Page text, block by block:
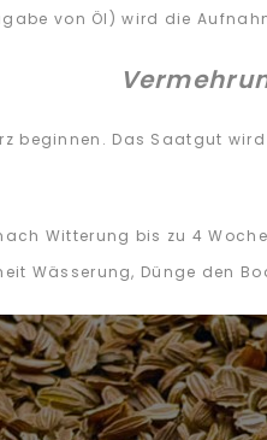
von Öl) wird die
beginnen. Das Saatgut
Witterung bis zu 4
Wässerung, Dünge den